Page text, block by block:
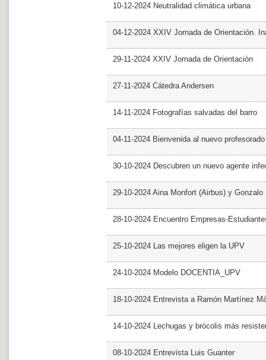
10-12-2024 Neutralidad climática urbana
04-12-2024 XXIV Jornada de Orientación.
29-11-2024 XXIV Jornada de Orientación
27-11-2024 Cátedra Andersen
14-11-2024 Fotografías salvadas del barro
04-11-2024 Bienvenida al nuevo profesorado
30-10-2024 Descubren un nuevo agente
29-10-2024 Aina Monfort (Airbus) y
28-10-2024 Encuentro Empresas-
25-10-2024 Las mejores eligen la UPV
24-10-2024 Modelo DOCENTIA_UPV
18-10-2024 Entrevista a Ramón Martínez
14-10-2024 Lechugas y brócolis más
08-10-2024 Entrevista Luis Guanter